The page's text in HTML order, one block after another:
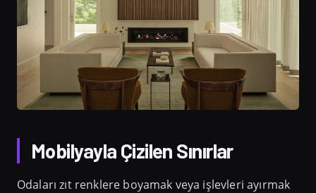
Mobilyayla Çizilen Sınırlar
Odaları zıt renklere boyamak veya işlevleri ayırmak